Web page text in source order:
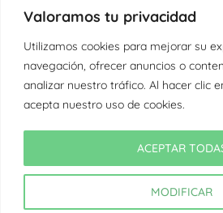
Valoramos tu privacidad
Utilizamos cookies para mejorar su
navegación, ofrecer anuncios o
analizar nuestro tráfico. Al hacer clic
acepta nuestro uso de cookies.
MODIFICAR
ACEPTAR
Les fonts d’informació
redacció dels continguts
literatura científica
internacionals, organismes
la salut i la medicina del son,
l’experiència clínica de l’equip.
En aquells textos on es citen
aquestes es troben
cada article corresponent.